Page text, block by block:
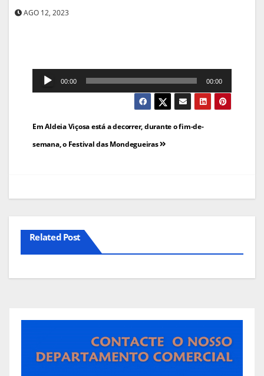
AGO 12, 2023
Reprodutor
de
00:00 00:00
Navegação
de
Em Aldeia Viçosa está a decorrer, durante o fim-de-
semana, o Festival das Mondegueiras
Related Post